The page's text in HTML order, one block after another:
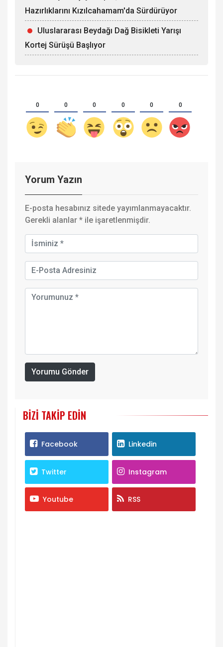
Hazırlıklarını Kızılcahamam'da Sürdürüyor
Uluslararası Beydağı Dağ Bisikleti Yarışı
Kortej Sürüşü Başlıyor
0 0 0 0 0 0
Yorum Yazın
E-posta hesabınız sitede yayımlanmayacaktır.
Gerekli alanlar * ile işaretlenmişdir.
Yorumu Gönder
BIZI TAKIP EDIN
Facebook Linkedin
Twitter Instagram
Youtube RSS